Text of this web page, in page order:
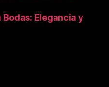
Elegancia y